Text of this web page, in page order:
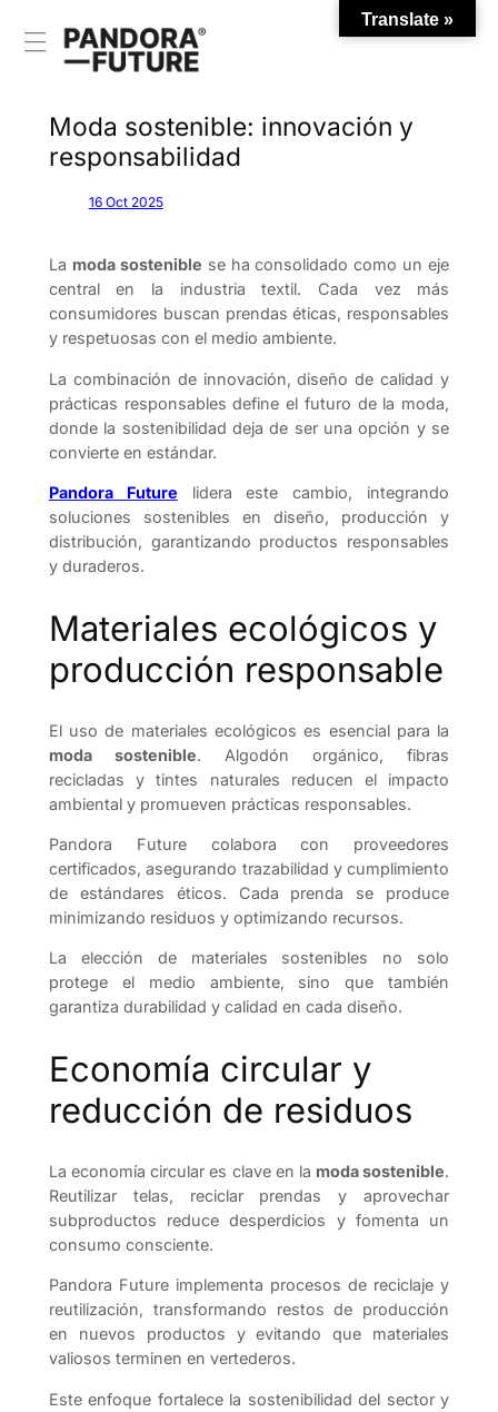
Moda sostenible: innovación y
responsabilidad
16 Oct 2025
La moda sostenible se ha consolidado como un eje
central en la industria textil. Cada vez más
consumidores buscan prendas éticas, responsables
y respetuosas con el medio ambiente.
La combinación de innovación, diseño de calidad y
prácticas responsables define el futuro de la moda,
donde la sostenibilidad deja de ser una opción y se
convierte en estándar.
Pandora Future lidera este cambio, integrando
soluciones sostenibles en diseño, producción y
distribución, garantizando productos responsables
y duraderos.
Materiales ecológicos y
producción responsable
El uso de materiales ecológicos es esencial para la
moda sostenible. Algodón orgánico, fibras
recicladas y tintes naturales reducen el impacto
ambiental y promueven prácticas responsables.
Pandora Future colabora con proveedores
certificados, asegurando trazabilidad y cumplimiento
de estándares éticos. Cada prenda se produce
minimizando residuos y optimizando recursos.
La elección de materiales sostenibles no solo
protege el medio ambiente, sino que también
garantiza durabilidad y calidad en cada diseño.
Economía circular y
reducción de residuos
La economía circular es clave en la moda sostenible.
Reutilizar telas, reciclar prendas y aprovechar
subproductos reduce desperdicios y fomenta un
consumo consciente.
Pandora Future implementa procesos de reciclaje y
reutilización, transformando restos de producción
en nuevos productos y evitando que materiales
valiosos terminen en vertederos.
Este enfoque fortalece la sostenibilidad del sector y
Translate »